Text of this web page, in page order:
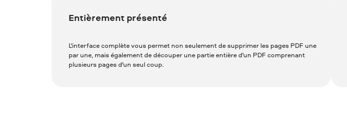
Entièrement présenté
L'interface complète vous permet non seulement de supprimer les pages PDF une
par une, mais également de découper une partie entière d'un PDF comprenant
plusieurs pages d'un seul coup.